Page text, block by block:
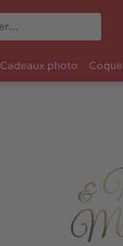
Cadeaux photo